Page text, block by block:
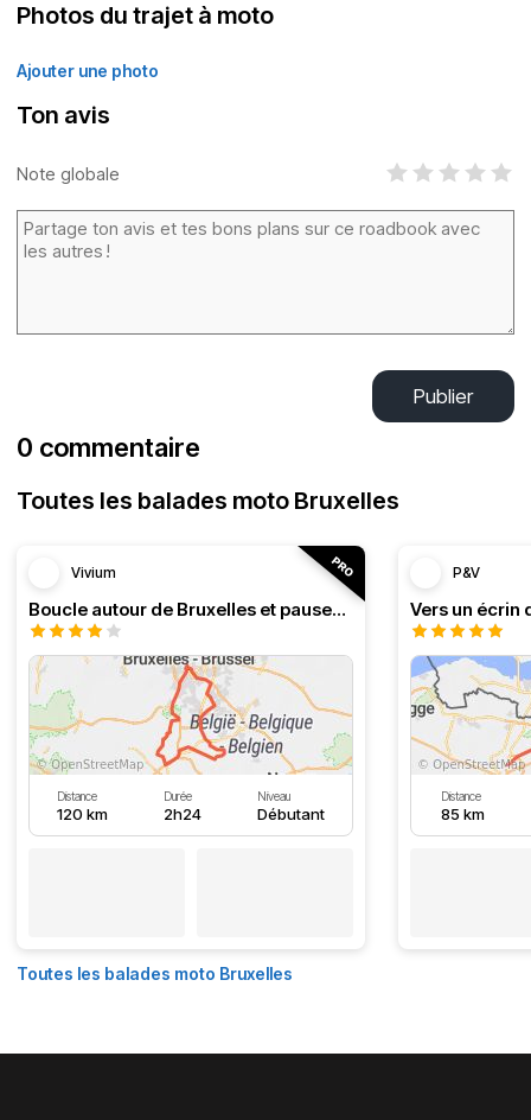
Photos du trajet à moto
Ajouter une photo
Ton avis
Note globale
Publier
0 commentaire
Toutes les balades moto Bruxelles
Vivium
Boucle autour de Bruxelles et pauses au bord de l'eau
Distance
120 km
Durée
2h24
Niveau
Débutant
P&V
Vers un écrin
Distance
85 km
Toutes les balades moto Bruxelles